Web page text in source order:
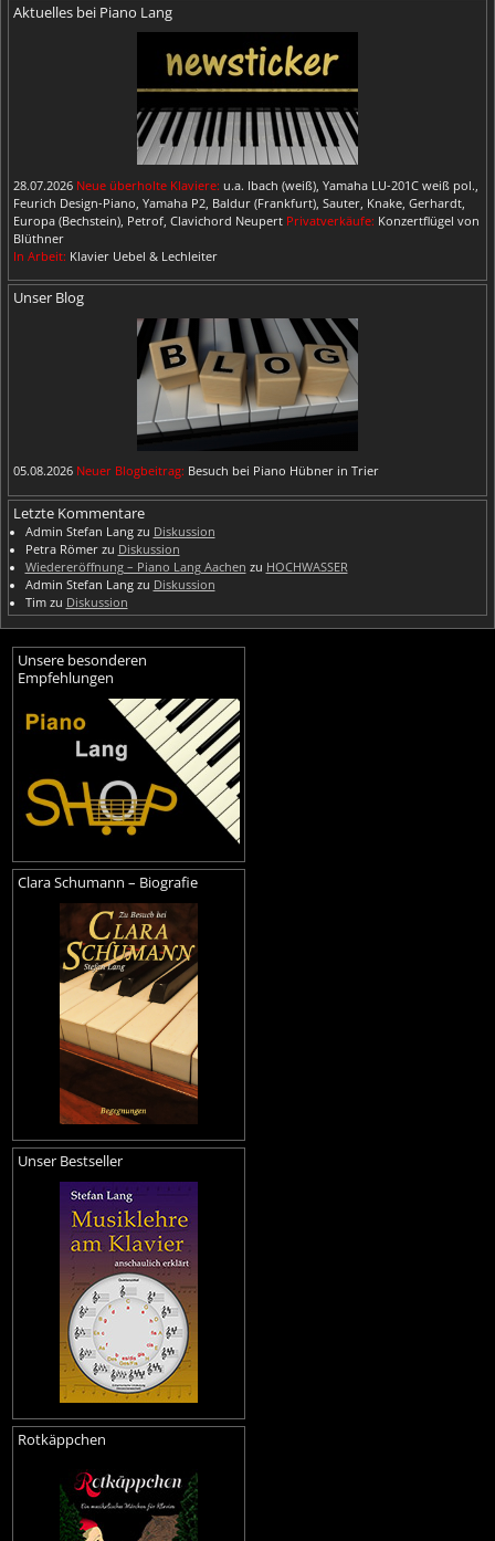
Aktuelles bei Piano Lang
28.07.2026 Neue überholte Klaviere: u.a. Ibach (weiß), Yamaha LU-201C weiß pol.,
Feurich Design-Piano, Yamaha P2, Baldur (Frankfurt), Sauter, Knake, Gerhardt,
Europa (Bechstein), Petrof, Clavichord Neupert Privatverkäufe: Konzertflügel von
Blüthner
In Arbeit: Klavier Uebel & Lechleiter
Unser Blog
05.08.2026 Neuer Blogbeitrag: Besuch bei Piano Hübner in Trier
Letzte Kommentare
Admin Stefan Langzu Diskussion
Petra Römerzu Diskussion
Wiedereröffnung – Piano Lang Aachen zu HOCHWASSER
Admin Stefan Langzu Diskussion
Timzu Diskussion
Unsere besonderen
Empfehlungen
Clara Schumann – Biografie
Unser Bestseller
Rotkäppchen